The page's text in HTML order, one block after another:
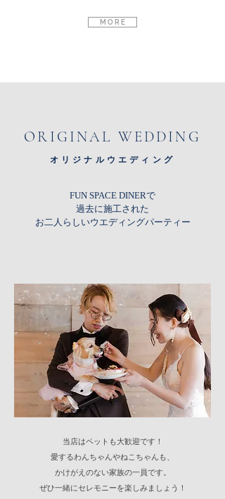
M O R E
ORIGINAL WEDDING
オリジナルウエディング
FUN SPACE DINERで
過去に施工された
​お二人らしいウエディングパーティー
当店はペットも大歓迎です！
愛するわんちゃんやねこちゃんも、
かけがえのない家族の一員です。
ぜひ一緒にセレモニーを楽しみましょう！